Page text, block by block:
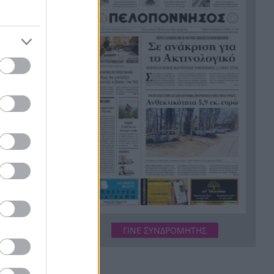
ο
τα
που,
,
εγκαταλείπουν – Βρετανική
οικογένεια έχασε το σπίτι λίγο
πριν μετακομίσει
11:53
Στις 28 Αυγούστου
ενεργοποιείται η κάρτα του
Αγρότη, τι αλλάζει
11:49 Ξανασκανάρουν το Ιόνιο για
αέριο – Νέες έρευνες για
υδρογονάνθρακες στη Δυτική
Ελλάδα
Όμιλος ΔΕΗ: Οικονομικά
Αποτελέσματα Α΄ εξαμήνου
2026
Προβληματισμός για την
αυξανόμενη βία στους νέους –
ΓΙΝΕ ΣΥΝΔΡΟΜΗΤΗΣ